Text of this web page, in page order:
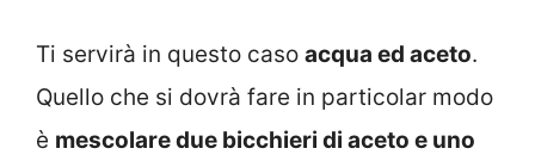
Ti servirà in questo caso acqua ed aceto.
Quello che si dovrà fare in particolar modo
è mescolare due bicchieri di aceto e uno